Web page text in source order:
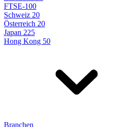
FTSE-100
Schweiz 20
Österreich 20
Japan 225
Hong Kong 50
Branchen